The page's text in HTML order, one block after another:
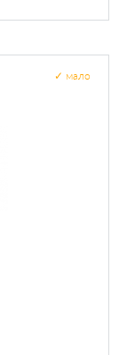
мало